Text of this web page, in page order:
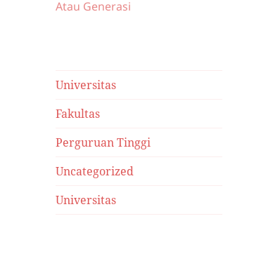
Atau Generasi
Universitas
Fakultas
Perguruan Tinggi
Uncategorized
Universitas